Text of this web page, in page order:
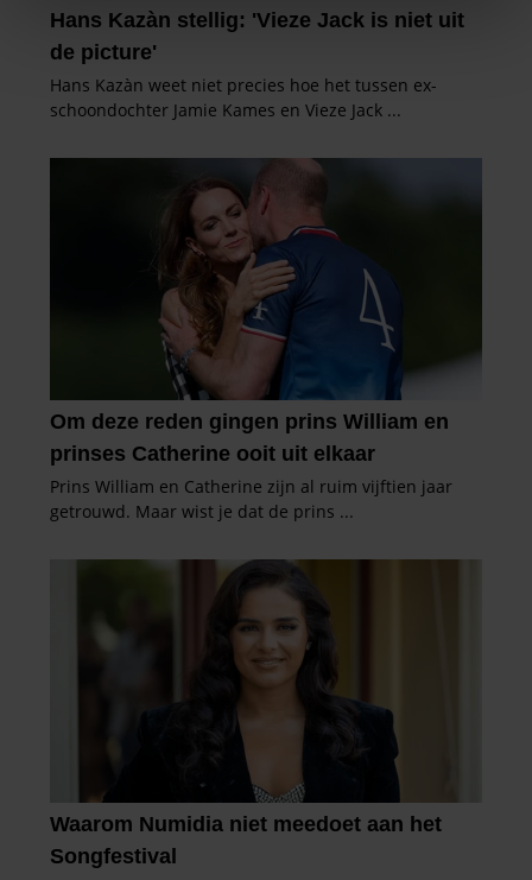
We gebruiken cookies om content en advertenties te
personaliseren, om functies voor social media te bieden
en om ons websiteverkeer te analyseren. Ook delen we
informatie over uw gebruik van onze site met onze
partners kunnen deze gegevens combineren met andere
informatie die u aan ze heeft verstrekt of die ze hebben
verzameld op basis van uw gebruik van hun services. U
gaat akkoord met onze cookies als u onze website blijft